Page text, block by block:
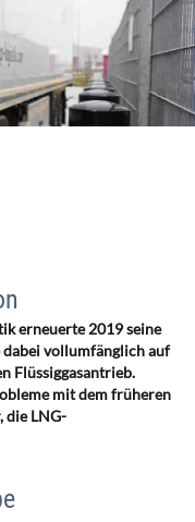
erneuerte 2019 seine
dabei vollumfänglich auf
Flüssiggasantrieb.
mit dem früheren
die LNG-